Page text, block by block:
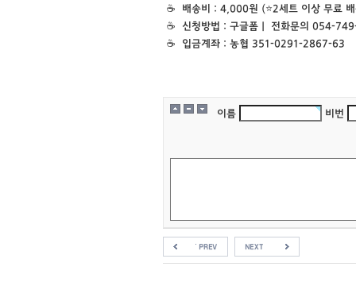
☕ 배송비 : 4,000원 (⭐2세트 이상 무료 배
☕ 신청방법 : 구글폼ㅣ 전화문의 054-
☕ 입금계좌 : 농협 351-0291-2867-63
이름 비번